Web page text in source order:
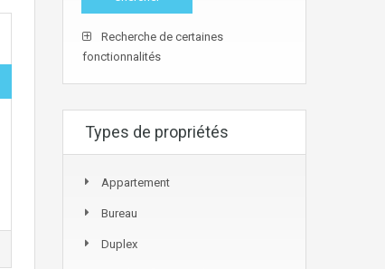
Recherche de certaines
fonctionnalités
Types de propriétés
Appartement
Bureau
Duplex